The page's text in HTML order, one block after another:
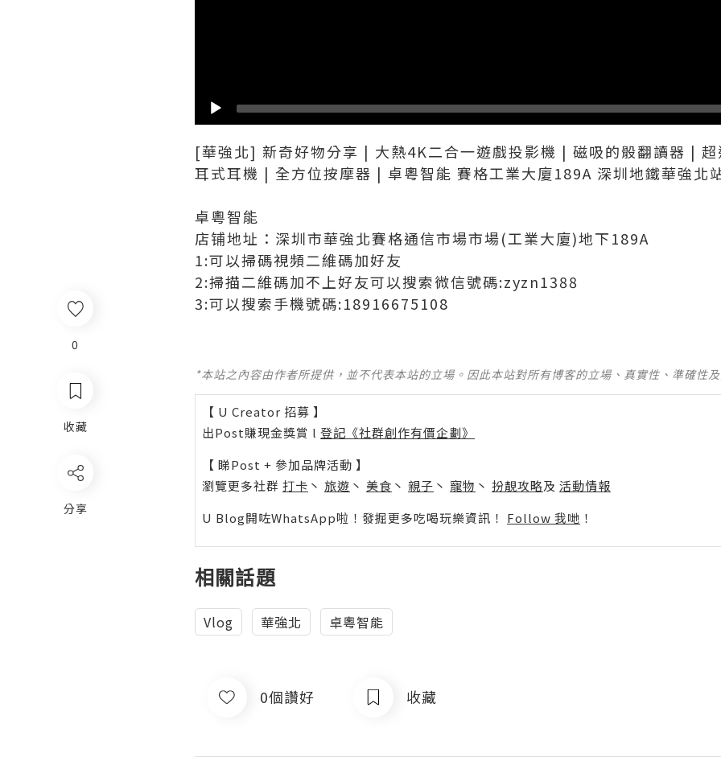
0
收藏
分享
[華強北] 新奇好物分享 | 大熱4K二合一遊戲投影機 | 磁吸的骰翻讀器 |
耳式耳機 | 全方位按摩器 | 卓粵智能 賽格工業大廈189A 深圳地鐵華強北
卓粵智能
店铺地址：深圳市華強北賽格通信市場市場(工業大廈)地下189A
1:可以掃碼視頻二維碼加好友
2:掃描二維碼加不上好友可以搜索微信號碼:zyzn1388
3:可以搜索手機號碼:18916675108
*本站之內容由作者所提供，並不代表本站的立場。因此本站對所有博客的立場、真實性、準確性
【 U Creator 招募 】
出Post賺現金獎賞 l 登記《社群創作有價企劃》
【 睇Post + 參加品牌活動 】
瀏覽更多社群 打卡 丶 旅遊 丶 美食 丶 親子 丶 寵物 丶 扮靚攻略及 活動情報
U Blog開咗WhatsApp啦！發掘更多吃喝玩樂資訊！ Follow 我哋 ！
相關話題
Vlog 華強北 卓粵智能
0個讚好 收藏